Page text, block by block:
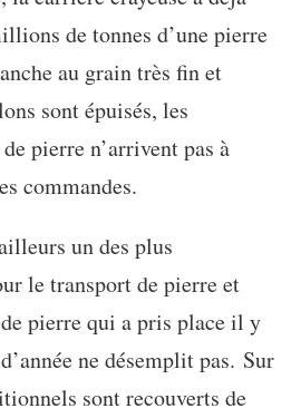
de tonnes d’une pierre
au grain très fin et
sont épuisés, les
pierre n’arrivent pas à
commandes.
un des plus
le transport de pierre et
pierre qui a pris place il y
ne désemplit pas. Sur
sont recouverts de